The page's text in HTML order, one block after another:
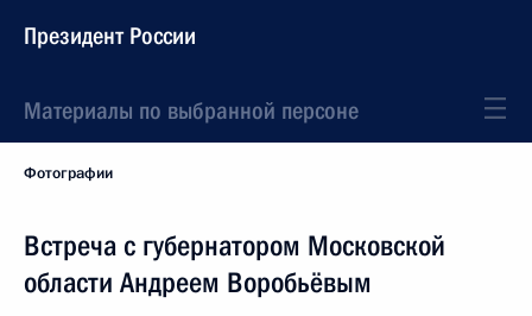
Президент России
Материалы по выбранной персоне
Фотографии
Встреча с губернатором Московской
области Андреем Воробьёвым